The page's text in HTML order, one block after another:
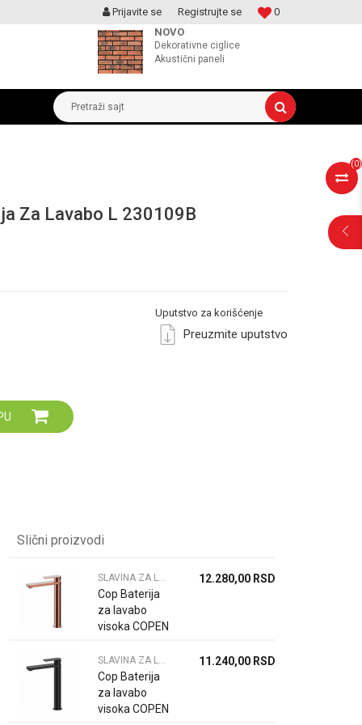
MOGUCNOST MONTAŽE PROIZVODA 0
Prijavite se
Registrujte se
NOVO
Dekorativne ciglice
Akustični paneli
Pretraži sajt
(0)
Za Lavabo L 230109B
Uputstvo za korišćenje
Preuzmite uputstvo
KUPOVINI
Slični proizvodi
SLAVINA ZA LAVABO
Cop Baterija
za lavabo
visoka COPEN
gold C-01-
101RG
12.280,00 RSD
SLAVINA ZA LAVABO
Cop Baterija
za lavabo
visoka COPEN
11.240,00 RSD